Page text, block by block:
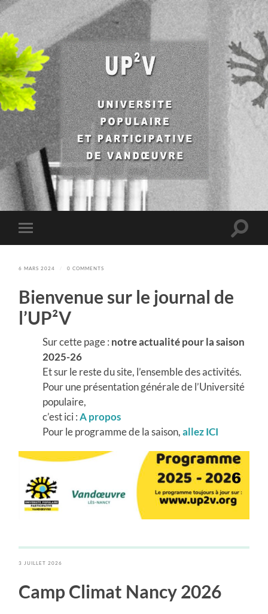
UP2V
Toggle
mobile
Toggle
6 MARS 2024 0 COMMENTS
Bienvenue sur le journal de
l’UP²V
Sur cette page : notre actualité pour la saison
2025-26
Et sur le reste du site, l’ensemble des activités.
Pour une présentation générale de l’Université
populaire,
c’est ici :A propos
Pour le programme de la saison,allezICI
3 JUILLET 2026
Camp Climat Nancy 2026